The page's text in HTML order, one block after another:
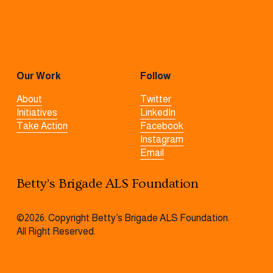
Follow
Twitter
LinkedIn
Facebook
Instagram
Email
Our Work
About
Initiatives
Take Action
Betty’s Brigade ALS Foundation
©2026. Copyright Betty’s Brigade ALS Foundation.
All Right Reserved.